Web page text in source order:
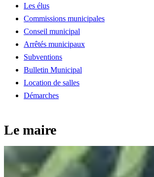
Les élus
Commissions municipales
Conseil municipal
Arrêtés municipaux
Subventions
Bulletin Municipal
Location de salles
Démarches
Le maire